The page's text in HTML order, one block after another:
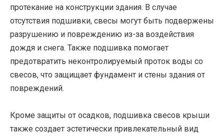
протекание на конструкции здания. В случае
отсутствия подшивки, свесы могут быть подвержены
разрушению и повреждению из-за воздействия
дождя и снега. Также подшивка помогает
предотвратить неконтролируемый проток воды со
свесов, что защищает фундамент и стены здания от
повреждений.
Кроме защиты от осадков, подшивка свесов крыши
также создает эстетически привлекательный вид